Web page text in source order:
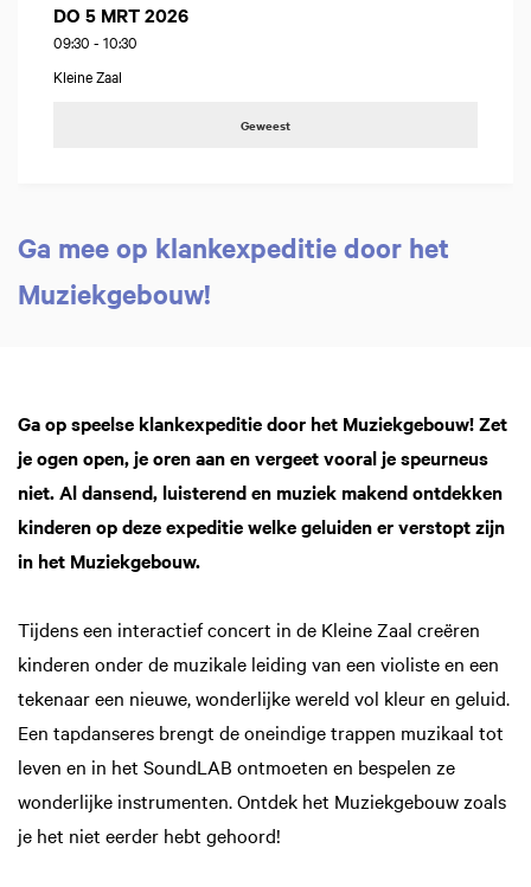
DO 5 MRT 2026
09:30 - 10:30
Kleine Zaal
Geweest
Ga mee op klankexpeditie door het
Muziekgebouw!
Ga op speelse klankexpeditie door het Muziekgebouw!Zet
je ogen open, je oren aan en vergeet vooral je speurneus
niet. Al dansend, luisterend en muziek makend ontdekken
kinderen op deze expeditie welke geluiden er verstopt zijn
in het Muziekgebouw.
Tijdens een interactief concert in de Kleine Zaal creëren
kinderen onder de muzikale leiding van een violiste en een
tekenaar een nieuwe, wonderlijke wereld vol kleur en geluid.
Een tapdanseres brengt de oneindige trappen muzikaal tot
leven en in het SoundLAB ontmoeten en bespelen ze
wonderlijke instrumenten. Ontdek het Muziekgebouw zoals
je het niet eerder hebt gehoord!